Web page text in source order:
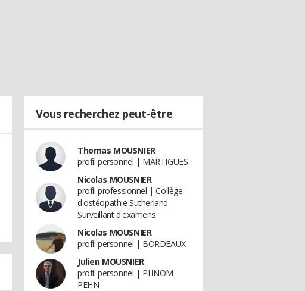
Vous recherchez peut-être
Thomas MOUSNIER
profil personnel | MARTIGUES
Nicolas MOUSNIER
profil professionnel | Collège
d'ostéopathie Sutherland -
Surveillant d'examens
Nicolas MOUSNIER
profil personnel | BORDEAUX
Julien MOUSNIER
profil personnel | PHNOM
PEHN